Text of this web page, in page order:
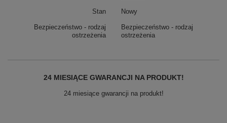
Stan Nowy
Bezpieczeństwo - rodzaj
ostrzeżenia
Bezpieczeństwo - rodzaj
ostrzeżenia
24 MIESIĄCE GWARANCJI NA PRODUKT!
24 miesiące gwarancji na produkt!